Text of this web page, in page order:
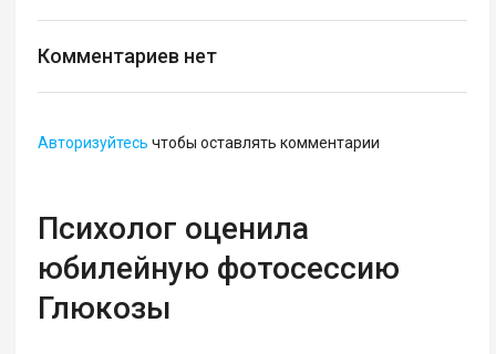
Комментариев нет
Авторизуйтесь чтобы оставлять комментарии
Психолог оценила
юбилейную фотосессию
Глюкозы